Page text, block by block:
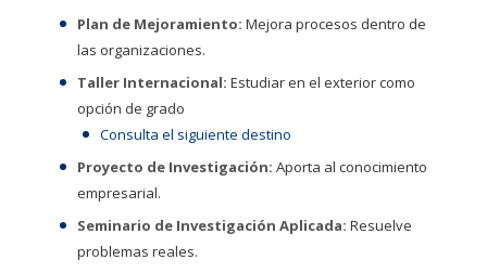
Plan de Mejoramiento: Mejora procesos dentro de
las organizaciones.
Taller Internacional: Estudiar en el exterior como
opción de grado
Consulta el siguiente destino
Proyecto de Investigación: Aporta al conocimiento
empresarial.
Seminario de Investigación Aplicada: Resuelve
problemas reales.